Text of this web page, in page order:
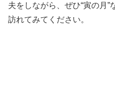
夫をしながら、ぜひ“寅の月
訪れてみてください。